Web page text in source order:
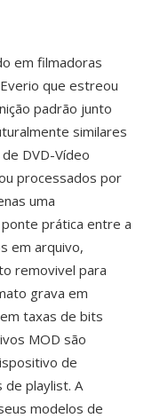
em filmadoras
que estreou
padrão junto
similares
DVD-Vídeo
processados por
uma
prática entre a
em arquivo,
removivel para
grava em
taxas de bits
MOD são
de
de playlist. A
modelos de